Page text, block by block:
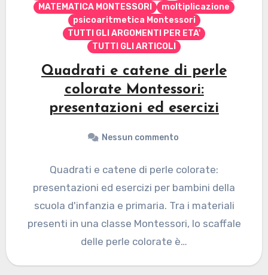
MATEMATICA MONTESSORI
moltiplicazione
psicoaritmetica Montessori
TUTTI GLI ARGOMENTI PER ETA'
TUTTI GLI ARTICOLI
Quadrati e catene di perle
colorate Montessori:
presentazioni ed esercizi
Nessun commento
Quadrati e catene di perle colorate:
presentazioni ed esercizi per bambini della
scuola d'infanzia e primaria. Tra i materiali
presenti in una classe Montessori, lo scaffale
delle perle colorate è…